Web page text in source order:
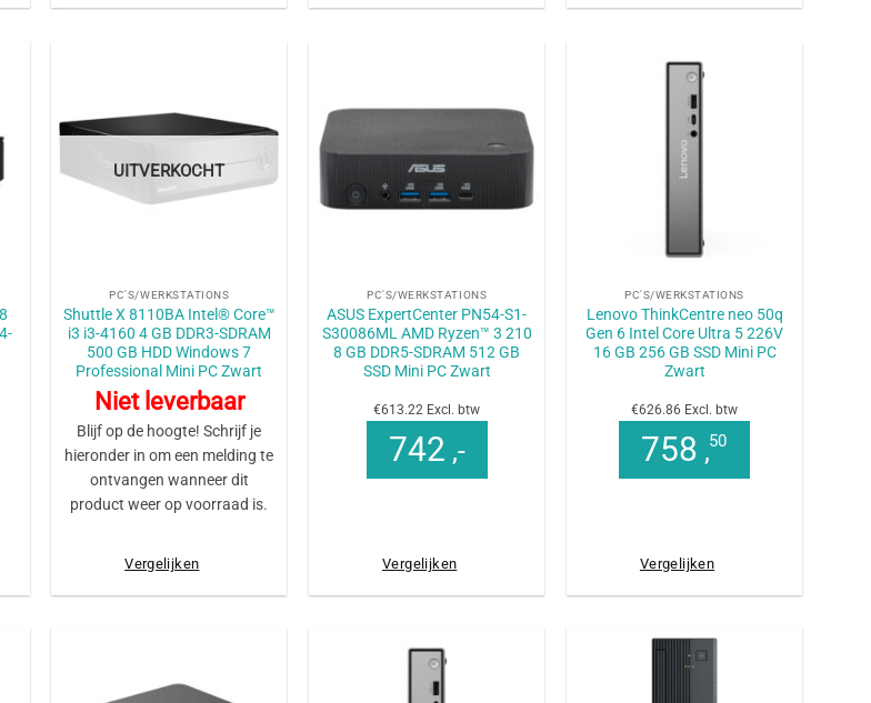
UITVERKOCHT
PC'S/WERKSTATIONS
Shuttle X 8110BA Intel® Core™
i3 i3-4160 4 GB DDR3-SDRAM
500 GB HDD Windows 7
Professional Mini PC Zwart
Niet leverbaar
Blijf op de hoogte! Schrijf je
hieronder in om een melding te
ontvangen wanneer dit
product weer op voorraad is.
Vergelijken
PC'S/WERKSTATIONS
ASUS ExpertCenter PN54-S1-
S30086ML AMD Ryzen™ 3 210
8 GB DDR5-SDRAM 512 GB
SSD Mini PC Zwart
€613.22 Excl. btw
742 ,-
Vergelijken
PC'S/WERKSTATIONS
Lenovo ThinkCentre neo 50q
Gen 6 Intel Core Ultra 5 226V
16 GB 256 GB SSD Mini PC
Zwart
€626.86 Excl. btw
758 ,50
Vergelijken